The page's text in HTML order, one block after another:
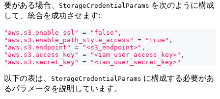
要がある場合、
StorageCredentialParams を次のように構成
して、統合を成功させます:
"aws.s3.enable_ssl" = "false" ,
"aws.s3.enable_path_style_access"
= "true" ,
"aws.s3.endpoint"
= "<s3_endpoint>" ,
"aws.s3.access_key"
= "<iam_user_access_key>" ,
"aws.s3.secret_key"
= "<iam_user_secret_key>"
以下の表は、 StorageCredentialParams に構成する必要があ
るパラメータを説明しています。